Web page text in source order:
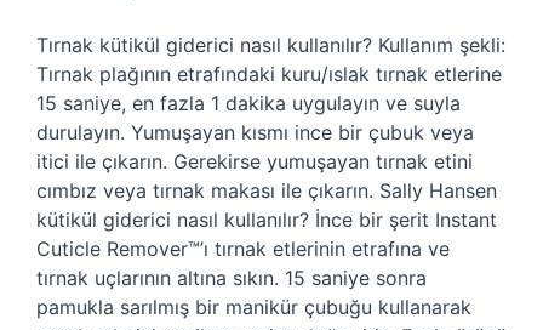
Tırnak kütikül giderici nasıl kullanılır? Kullanım şekli:
Tırnak plağının etrafındaki kuru/ıslak tırnak etlerine
15 saniye, en fazla 1 dakika uygulayın ve suyla
durulayın. Yumuşayan kısmı ince bir çubuk veya
itici ile çıkarın. Gerekirse yumuşayan tırnak etini
cımbız veya tırnak makası ile çıkarın. Sally Hansen
kütikül giderici nasıl kullanılır? İnce bir şerit Instant
Cuticle Remover™’ı tırnak etlerinin etrafına ve
tırnak uçlarının altına sıkın. 15 saniye sonra
pamukla sarılmış bir manikür çubuğu kullanarak